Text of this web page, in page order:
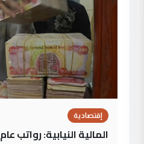
إقتصادية
المالية النيابية: رواتب عام 2026 مؤمنة